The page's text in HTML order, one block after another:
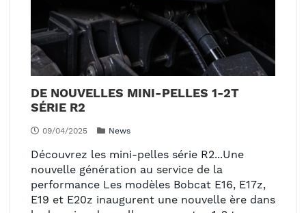
DE NOUVELLES MINI-PELLES 1-2T
SÉRIE R2
09/04/2025 News
Découvrez les mini-pelles série R2...Une
nouvelle génération au service de la
performance Les modèles Bobcat E16, E17z,
E19 et E20z inaugurent une nouvelle ère dans